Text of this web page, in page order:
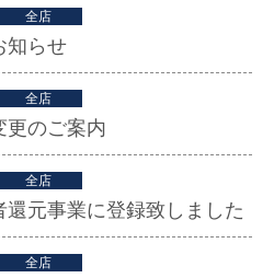
全店
知らせ
全店
更のご案内
全店
元事業に登録致しました
全店